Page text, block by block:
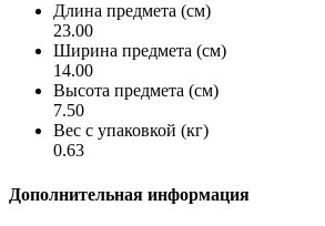
Длина предмета (см)
23.00
Ширина предмета (см)
14.00
Высота предмета (см)
7.50
Вес с упаковкой (кг)
0.63
Дополнительная информация